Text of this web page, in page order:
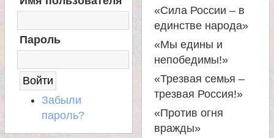
о
й
Д
С
Пароль
Забыли
пароль?
«Сила России – в
единстве народа»
«Мы едины и
непобедимы!»
«Трезвая семья –
трезвая Россия!»
«Против огня
вражды»